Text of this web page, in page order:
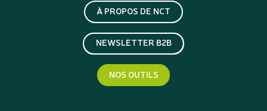
À PROPOS DE NCT
NEWSLETTER B2B
NOS OUTILS